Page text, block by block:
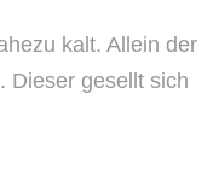
kalt. Allein der
Dieser gesellt sich